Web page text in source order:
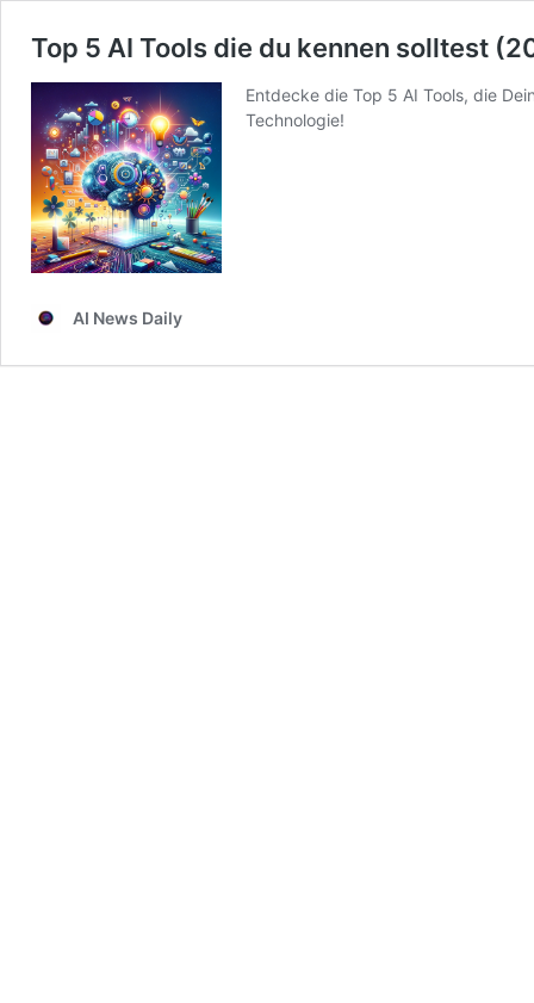
Top 5 AI Tools die du kennen solltest
Entdecke die Top 5 AI Tools, die
Technologie!
AI News Daily